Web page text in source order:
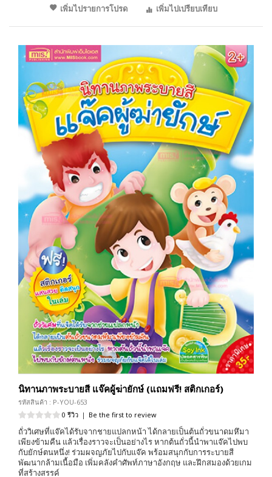
เพิ่มไปรายการโปรด
เพิ่มไปเปรียบเทียบ
นิทานภาพระบายสี แจ๊คผู้ฆ่ายักษ์ (แถมฟรี! สติกเกอร์)
รหัสสินค้า : P-YOU-653
0 รีวิว | Be the first to review
ถั่ววิเศษที่แจ๊คได้รับจากชายแปลกหน้า ได้กลายเป็นต้นถั่วขนาดมหึมา
เพียงข้ามคืน แล้วเรื่องราวจะเป็นอย่างไร หากต้นถั่วนี้นำพาแจ๊คไปพบ
กับยักษ์ตนหนึ่ง! ร่วมผจญภัยไปกับแจ๊ค พร้อมสนุกกับการระบายสี
พัฒนากล้ามเนื้อมือ เพิ่มคลังคำศัพท์ภาษาอังกฤษ และฝึกสมองด้วยเกม
ที่สร้างสรรค์